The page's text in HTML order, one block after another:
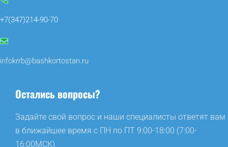
+7(347)214-90-70
infokrrb@bashkortostan.ru
Остались вопросы?
Задайте свой вопрос и наши специалисты ответят вам
в ближайшее время с ПН по ПТ 9:00-18:00 (7:00-
16:00МСК)